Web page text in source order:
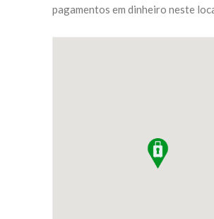
pagamentos em dinheiro neste